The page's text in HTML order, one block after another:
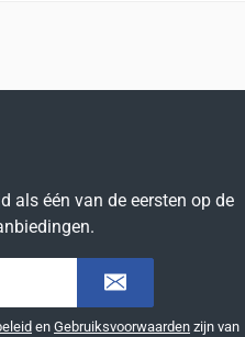
als één van de eersten op de
en Gebruiksvoorwaarden zijn van